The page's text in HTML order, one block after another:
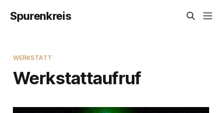
Spurenkreis
WERKSTATT
Werkstattaufruf